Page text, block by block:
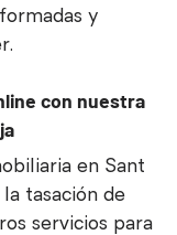
y
con nuestra
en Sant
tasación de
servicios para